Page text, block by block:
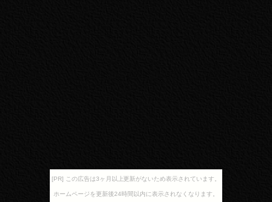
[PR] この広告は3ヶ月以上更新がないため表示されています。
ホームページを更新後24時間以内に表示されなくなります。